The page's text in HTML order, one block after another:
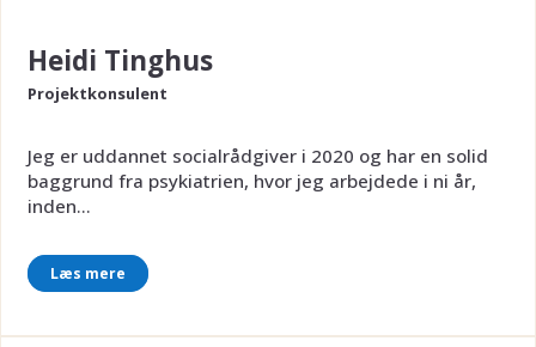
Heidi Tinghus
Projektkonsulent
Jeg er uddannet socialrådgiver i 2020 og har en solid
baggrund fra psykiatrien, hvor jeg arbejdede i ni år,
inden...
Læs mere